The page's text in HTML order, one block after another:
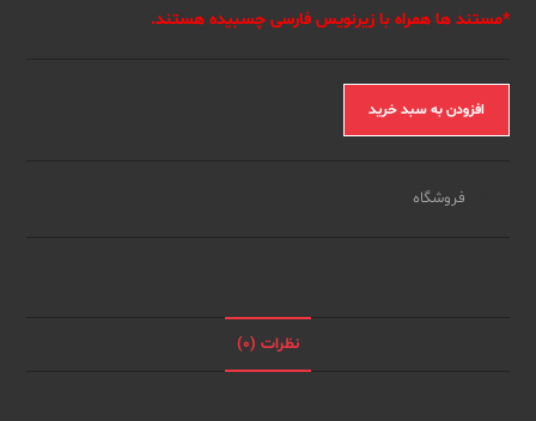
*مستند ها همراه با زیرنویس فارسی چسبیده هستند.
مستند
افزودن به سبد خرید
فروشگاه
نظرات (0)